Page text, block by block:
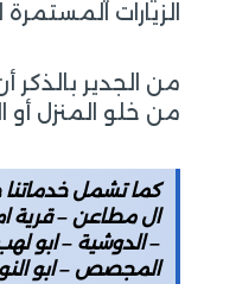
الزيارات
من الجدير بالذكر
من خلو المنزل
كما تشمل خدماتنا
ال مطاعن – قرية
– الدوشية – ابو
المجصص – ابو